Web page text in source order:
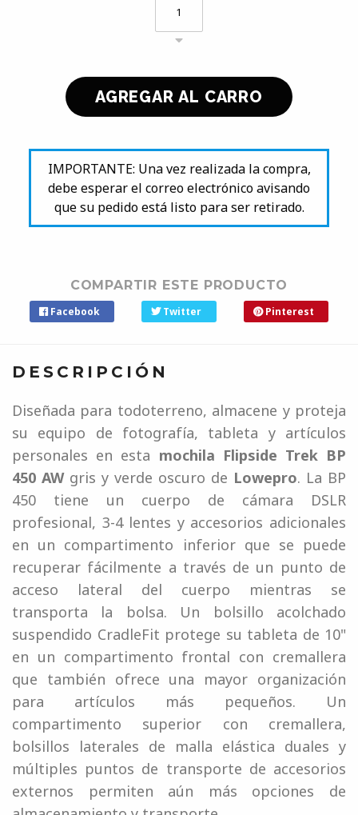
IMPORTANTE: Una vez realizada la compra,
debe esperar el correo electrónico avisando
que su pedido está listo para ser retirado.
COMPARTIR ESTE PRODUCTO
Facebook Twitter Pinterest
DESCRIPCIÓN
Diseñada para todoterreno, almacene y proteja
su equipo de fotografía, tableta y artículos
personales en esta mochila Flipside Trek BP
450 AWgris y verde oscuro de Lowepro. La BP
450 tiene un cuerpo de cámara DSLR
profesional, 3-4 lentes y accesorios adicionales
en un compartimento inferior que se puede
recuperar fácilmente a través de un punto de
acceso lateral del cuerpo mientras se
transporta la bolsa. Un bolsillo acolchado
suspendido CradleFit protege su tableta de 10"
en un compartimento frontal con cremallera
que también ofrece una mayor organización
para artículos más pequeños. Un
compartimento superior con cremallera,
bolsillos laterales de malla elástica duales y
múltiples puntos de transporte de accesorios
externos permiten aún más opciones de